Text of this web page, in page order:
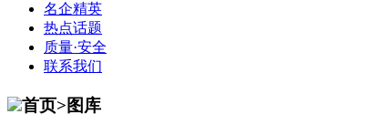
名企精英
热点话题
质量·安全
联系我们
首页>图库